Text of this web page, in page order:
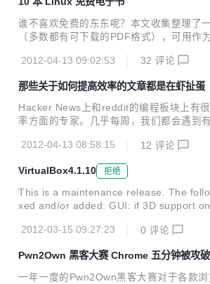
在微软IE份额上升的同时，其四大竞争对
中，使用率有所下降。 Mozilla Firefox的
20.6%，而谷歌Chrome的份额则从18.9%
1.6%。 有分析家...
谁不喜欢免费的东东呢？本文收集整理了
（多数都有可下载的PDF格式），可用作
备驱动到内核等。无须付费，就可阅读这
NU Emacs manual | GNU Emacs 指南 2.
plication development | GTK+/Gnome 应
Java application development on Linux
2012-04-13 09:02:53 32 评论
那些关于如何提高效率的文章都是在虾扯蛋
Hacker News上和reddit的编程板块上有
率方面的专家。几乎每周，我们都会遇到
在某些幸运的日子里，我们会被告知使用X
个应用的作者推荐的敏捷方法，你能如何
头的时间。你应该听说过关于使用Vim如果
的故事吧。 让我把真相揭示于天下。阅读
率的文章，其本身就是一种十分没有效率
些时间用于观看Reddit上的那些猫呀狗呀
考这样一个事实，你这些年来读的所有的
2012-04-13 08:58:15 12 评论
VirtualBox4.1.10 拒绝
This is a maintenance release. The
xed and/or added: GUI: if 3D support
g but also uncheck the checkbox VMM:
ht after STI ...
2012-03-15 09:27:23 0 评论
Pwn2Own 黑客大赛 Chrome 五分钟被攻破
一年一度的Pwn2Own黑客大赛对于各款